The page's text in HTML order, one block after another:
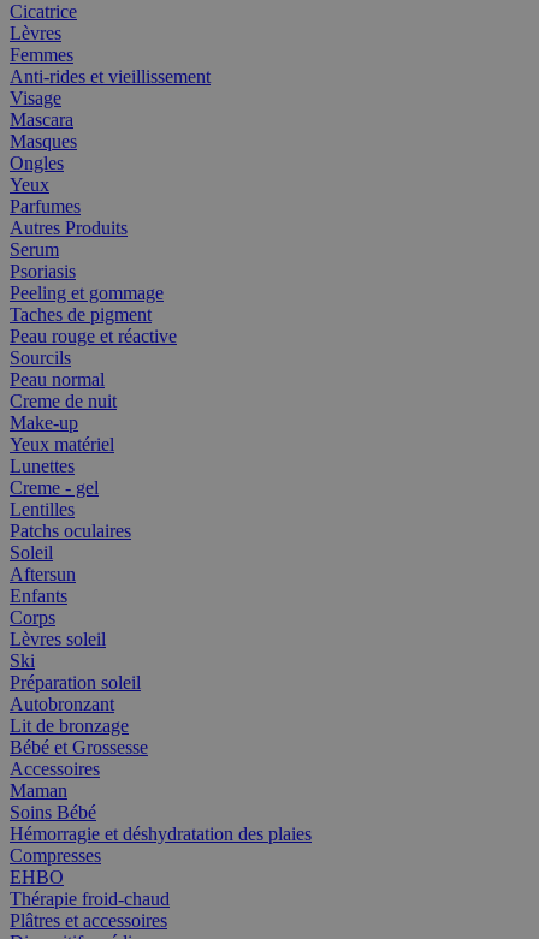
Cicatrice
Lèvres
Femmes
Anti-rides et vieillissement
Visage
Mascara
Masques
Ongles
Yeux
Parfumes
Autres Produits
Serum
Psoriasis
Peeling et gommage
Taches de pigment
Peau rouge et réactive
Sourcils
Peau normal
Creme de nuit
Make-up
Yeux matériel
Lunettes
Creme - gel
Lentilles
Patchs oculaires
Soleil
Aftersun
Enfants
Corps
Lèvres soleil
Ski
Préparation soleil
Autobronzant
Lit de bronzage
Bébé et Grossesse
Accessoires
Maman
Soins Bébé
Hémorragie et déshydratation des plaies
Compresses
EHBO
Thérapie froid-chaud
Plâtres et accessoires